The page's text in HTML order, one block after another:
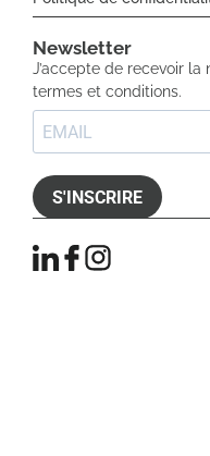
Newsletter​
J’accepte de recevoir
termes et conditions.
S'INSCRIRE